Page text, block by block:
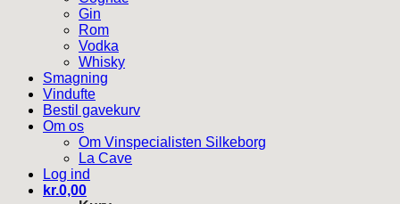
Gin
Rom
Vodka
Whisky
Smagning
Vindufte
Bestil gavekurv
Om os
Om Vinspecialisten Silkeborg
La Cave
Log ind
kr.0,00